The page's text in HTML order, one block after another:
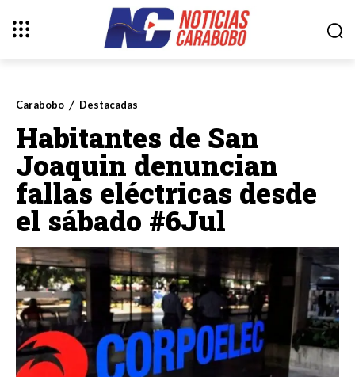
Carabobo Destacadas
Habitantes de San
Joaquin denuncian
fallas eléctricas desde
el sábado #6Jul